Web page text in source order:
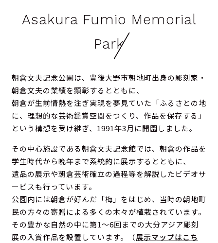
Asakura Fumio Memorial
Park
朝倉文夫記念公園は、豊後大野市朝地町出身の彫刻家・
朝倉文夫の業績を顕彰するとともに、
朝倉が生前情熱を注ぎ実現を夢見ていた「ふるさとの地
に、理想的な芸術鑑賞空間をつくり、作品を保存する」
という構想を受け継ぎ、1991年3月に開園しました。
その中心施設である朝倉文夫記念館では、朝倉の作品を
学生時代から晩年まで系統的に展示するとともに、
遺品の展示や朝倉芸術確立の過程等を解説したビデオサ
ービスも行っています。
公園内には朝倉が好んだ「梅」をはじめ、当時の朝地町
民の方々の寄贈による多くの木々が植栽されています。
その豊かな自然の中に第1～6回までの大分アジア彫刻
展の入賞作品を設置しています。（展示マップはこち